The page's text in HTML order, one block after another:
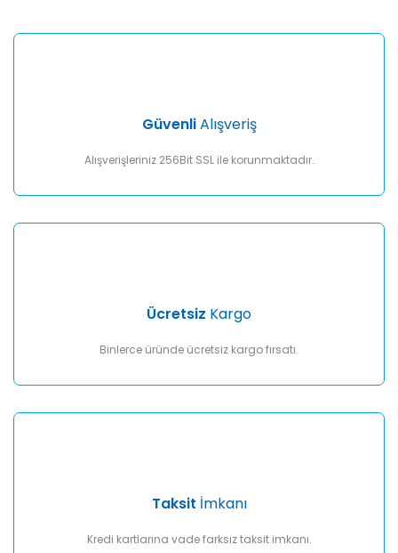
Yorum Yaz
Ürün fiyatı diğer sitelerden daha pahalı.
GüvenliAlışveriş
Alışverişleriniz 256Bit SSL ile korunmaktadır.
Ücretsiz Kargo
Binlerce üründe ücretsiz kargo fırsatı.
Taksit İmkanı
Kredi kartlarına vade farksız taksit imkanı.